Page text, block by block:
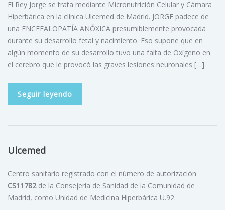
El Rey Jorge se trata mediante Micronutrición Celular y Cámara
Hiperbárica en la clínica Ulcemed de Madrid. JORGE padece de
una ENCEFALOPATÍA ANÓXICA presumiblemente provocada
durante su desarrollo fetal y nacimiento. Eso supone que en
algún momento de su desarrollo tuvo una falta de Oxígeno en
el cerebro que le provocó las graves lesiones neuronales […]
Seguir leyendo
Ulcemed
Centro sanitario registrado con el número de autorización
CS11782de la Consejería de Sanidad de la Comunidad de
Madrid, como Unidad de Medicina Hiperbárica U.92.